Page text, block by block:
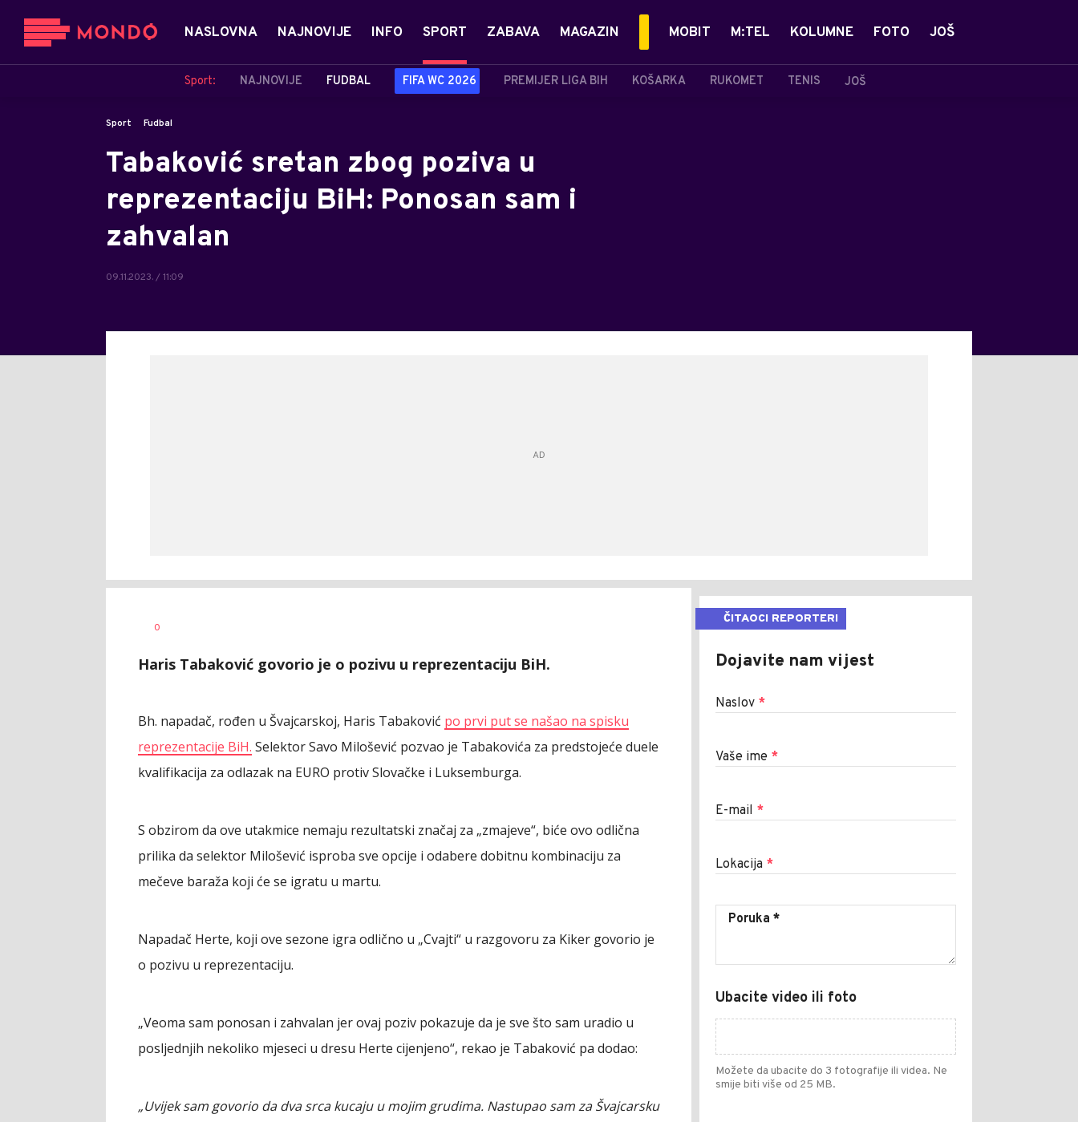
NASLOVNA NAJNOVIJE INFO SPORT
Sport: NAJNOVIJE FUDBAL FIFA WC 2026 PREMIJER LIGA BIH KOŠARKA RUKOMET TENIS JOŠ
ZABAVA MAGAZIN MOBIT M:TEL KOLUMNE FOTO JOŠ
Sport Fudbal
Tabaković sretan zbog poziva u
reprezentaciju BiH: Ponosan sam i
zahvalan
09.11.2023. / 11:09
AUTOR
0
Haris Tabaković govorio je o pozivu u reprezentaciju BiH.
Bh. napadač, rođen u Švajcarskoj, Haris Tabaković po prvi put se našao na spisku
reprezentacije BiH. Selektor Savo Milošević pozvao je Tabakovića za predstojeće duele
kvalifikacija za odlazak na EURO protiv Slovačke i Luksemburga.
S obzirom da ove utakmice nemaju rezultatski značaj za „zmajeve“, biće ovo odlična
prilika da selektor Milošević isproba sve opcije i odabere dobitnu kombinaciju za
mečeve baraža koji će se igratu u martu.
Napadač Herte, koji ove sezone igra odlično u „Cvajti“ u razgovoru za Kiker govorio je
o pozivu u reprezentaciju.
„Veoma sam ponosan i zahvalan jer ovaj poziv pokazuje da je sve što sam uradio u
posljednjih nekoliko mjeseci u dresu Herte cijenjeno“, rekao je Tabaković pa dodao:
„Uvijek sam govorio da dva srca kucaju u mojim grudima. Nastupao sam za Švajcarsku
ČITAOCI REPORTERI
Dojavite nam vijest
Naslov *
Vaše ime *
E-mail *
Lokacija *
Ubacite video ili foto
Možete da ubacite do 3 fotografije ili videa. Ne
smije biti više od 25 MB.